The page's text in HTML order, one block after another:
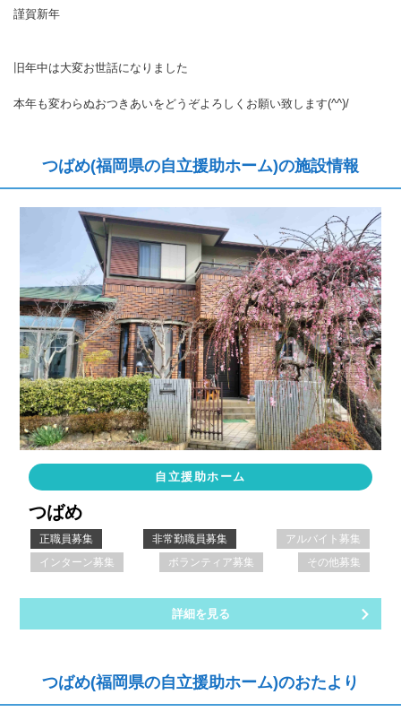
謹賀新年
旧年中は大変お世話になりました
本年も変わらぬおつきあいをどうぞよろしくお願い致します(^^)/
つばめ(福岡県の自立援助ホーム)の施設情報
自立援助ホーム
つばめ
正職員募集 非常勤職員募集
アルバイト募集
インターン募集
ボランティア募集 その他募集
詳細を見る
つばめ(福岡県の自立援助ホーム)のおたより